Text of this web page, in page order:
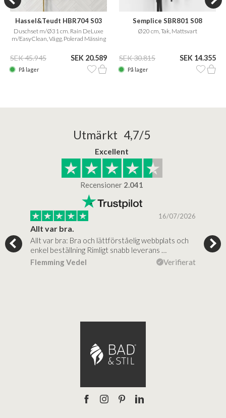
Hassel&Teudt HBR704 S03
Duschset m/Ø31 cm. Rain DeLuxe
m/EasyClean, Vägg, Polerad Mässing
SEK 45.945 SEK 20.589
På lager
Semplice SBR801 S08
Ø20 cm, Tak, Mattsvart
SEK 30.815 SEK 14.355
På lager
Utmärkt 4,7/5
Excellent
Recensioner 2.041
16/07/2026
Allt var bra.
Allt var bra: Bra och lättförståelig webbplats och
enkel beställning Rimligt snabb leverans …
Flemming Vedel
Verifierat
Jag